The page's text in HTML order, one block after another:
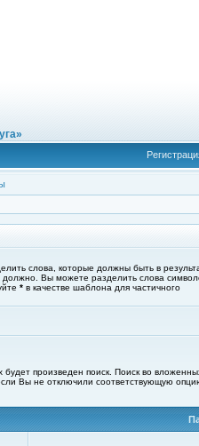
слова, которые должны быть в
должно. Вы можете разделить слова
* в качестве шаблона для частичного
произведен поиск. Поиск во
Вы не отключили соответствующую